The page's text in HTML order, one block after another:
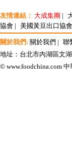
友情連結： 大成集團 |
協會 | 美國黃豆出口協會
關於我們: 關於我們 | 聯
地址：台北市內湖區文
© www.foodchina.com